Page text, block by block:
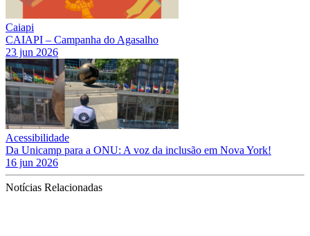
Caiapi
CAIAPI – Campanha do Agasalho
23 jun 2026
Acessibilidade
Da Unicamp para a ONU: A voz da inclusão em Nova York!
16 jun 2026
Notícias Relacionadas